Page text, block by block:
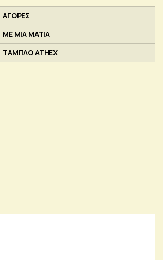
ΑΓΟΡΕΣ
ΜΕ ΜΙΑ ΜΑΤΙΑ
ΤΑΜΠΛΟ ATHEX